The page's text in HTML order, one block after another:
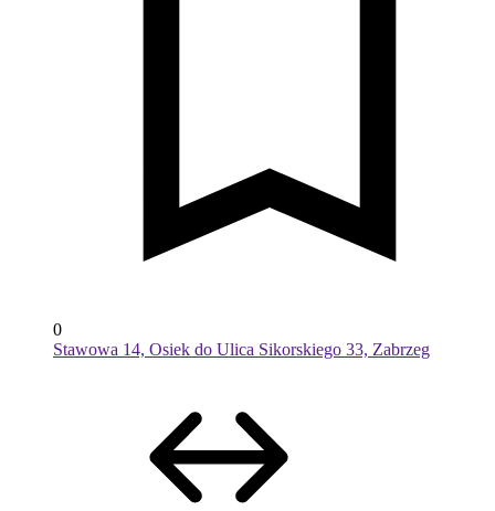
0
Stawowa 14, Osiek do Ulica Sikorskiego 33, Zabrzeg